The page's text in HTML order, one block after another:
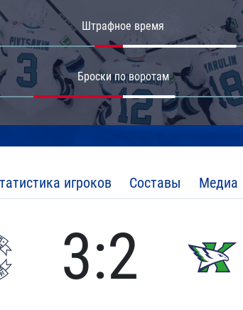
Штрафное время
Броски по воротам
игроков Составы Медиа
3:2